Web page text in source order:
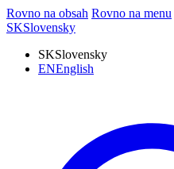
Rovno na obsah Rovno na menu
SKSlovensky
SKSlovensky
ENEnglish